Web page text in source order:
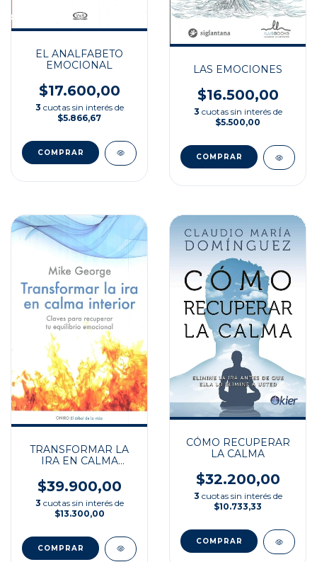
EL ANALFABETO
EMOCIONAL
$17.600,00
3 cuotas sin interés de
$5.866,67
LAS EMOCIONES
$16.500,00
3 cuotas sin interés de
$5.500,00
TRANSFORMAR LA
IRA EN CALMA
$39.900,00
3 cuotas sin interés de
$13.300,00
CÓMO RECUPERAR
LA CALMA
$32.200,00
3 cuotas sin interés de
$10.733,33